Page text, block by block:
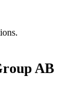
AB